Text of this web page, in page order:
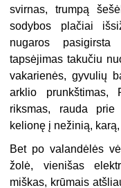
svirnas, trumpą
sodybos plačiai
nugaros
tapsėjimas takučiu
vakarienės, gyvulių
arklio prunkštimas,
riksmas, rauda
kelionę į nežinią,
Bet po valandėlės
žolė, vienišas
miškas, krūmais